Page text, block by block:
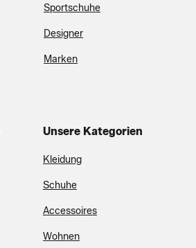
Sportschuhe
Designer
Marken
Unsere Kategorien
Kleidung
Schuhe
Accessoires
Wohnen